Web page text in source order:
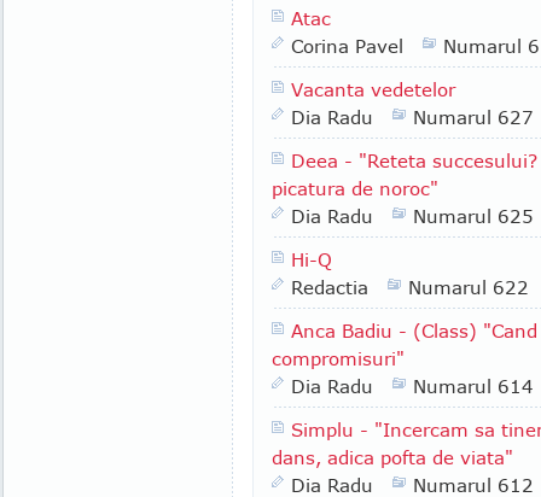
Atac
Corina Pavel
Numarul
Vacanta vedetelor
Dia Radu
Numarul 627
Deea - "Reteta
picatura de noroc"
Dia Radu
Numarul 625
Hi-Q
Redactia
Numarul 622
Anca Badiu - (Class)
compromisuri"
Dia Radu
Numarul 614
Simplu - "Incercam sa
dans, adica pofta de viata"
Dia Radu
Numarul 612